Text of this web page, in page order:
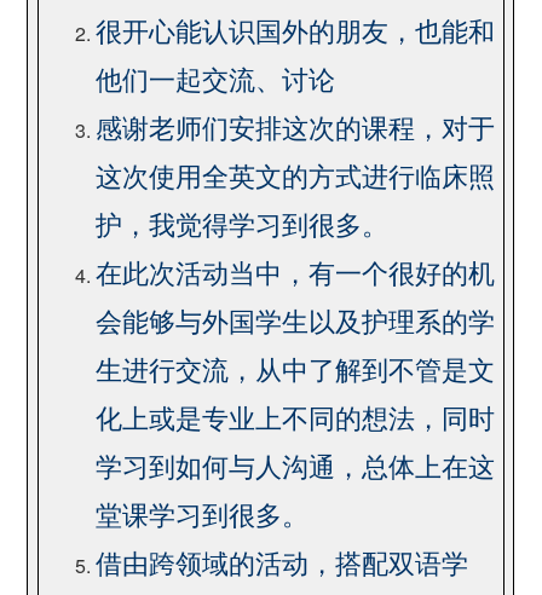
很开心能认识国外的朋友，也能和
他们一起交流、讨论
感谢老师们安排这次的课程，对于
这次使用全英文的方式进行临床照
护，我觉得学习到很多。
在此次活动当中，有一个很好的机
会能够与外国学生以及护理系的学
生进行交流，从中了解到不管是文
化上或是专业上不同的想法，同时
学习到如何与人沟通，总体上在这
堂课学习到很多。
借由跨领域的活动，搭配双语学